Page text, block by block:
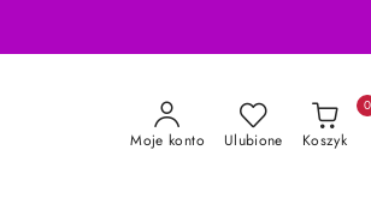
Moje konto Ulubione Koszyk
0